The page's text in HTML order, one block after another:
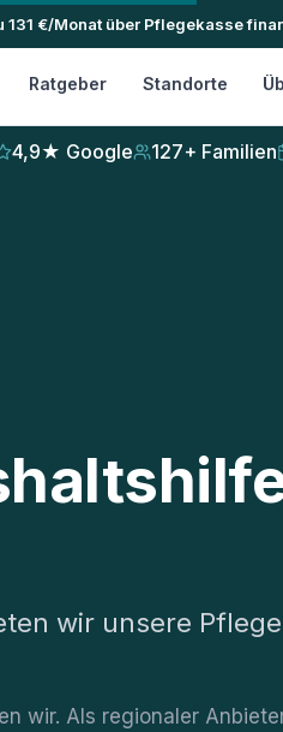
131 €/Monat über Pflegekasse
Ratgeber Standorte
4,9★ Google 127+ Familien
wir unsere
wir. Als regionaler